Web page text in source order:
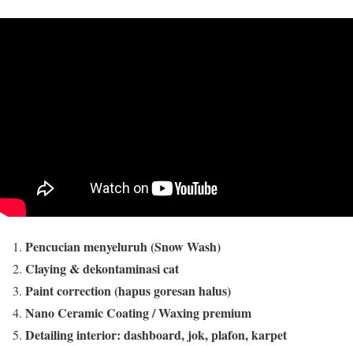
Pencucian menyeluruh (Snow Wash)
Claying & dekontaminasi cat
Paint correction (hapus goresan halus)
Nano Ceramic Coating / Waxing premium
Detailing interior: dashboard, jok, plafon, karpet